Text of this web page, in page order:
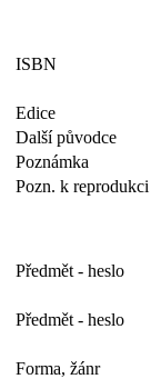
ISBN
Edice
Další původce
Poznámka
Pozn. k reprodukci
Předmět - heslo
Předmět - heslo
Forma, žánr